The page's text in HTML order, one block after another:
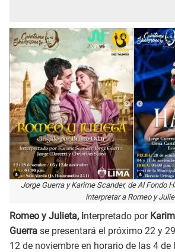
Jorge Guerra y Karime Scander, de Al Fondo
interpretar a Romeo y
Romeo y Julieta, interpretado por
Guerra se presentará el próximo 22 y
12 de noviembre en horario de las 4 de